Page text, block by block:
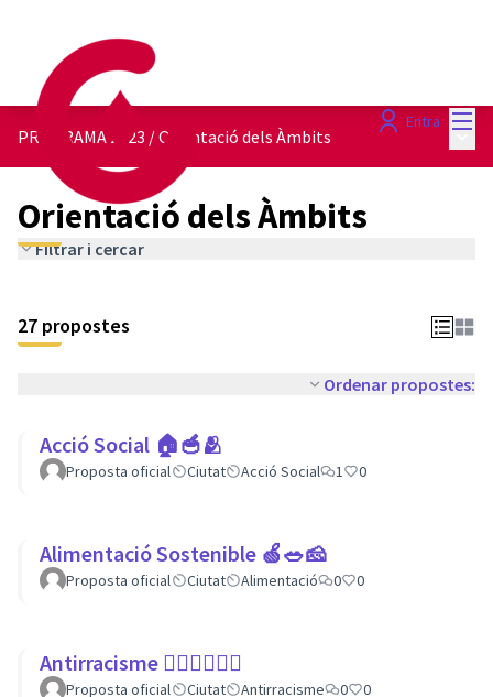
Entra
PROGRAMA 2023 /Orientació dels Àmbits
Orientació dels Àmbits
Filtrar i cercar
27 propostes
Ordenar propostes:
Acció Social 🏠🥣🫂
Proposta oficial Ciutat Acció Social 1 0
Alimentació Sostenible 🍏🥗🧀
Proposta oficial Ciutat Alimentació 0 0
Antirracisme ✊🏾✊🏼✊🏿
Proposta oficial Ciutat Antirracisme 0 0